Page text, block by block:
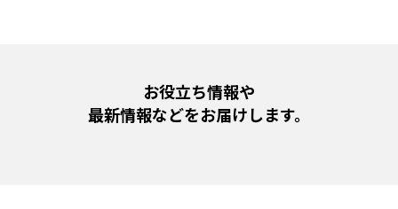
お役立ち情報や
最新情報などをお届けします。